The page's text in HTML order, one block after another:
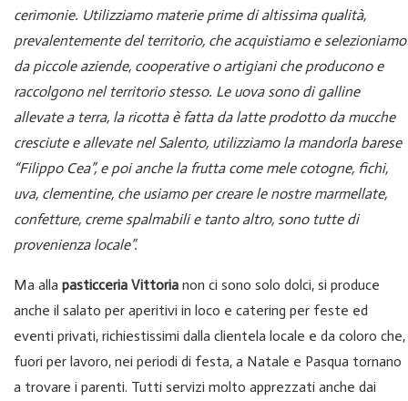
cerimonie. Utilizziamo materie prime di altissima qualità,
prevalentemente del territorio, che acquistiamo e selezioniamo
da piccole aziende, cooperative o artigiani che producono e
raccolgono nel territorio stesso. Le uova sono di galline
allevate a terra, la ricotta è fatta da latte prodotto da mucche
cresciute e allevate nel Salento, utilizziamo la mandorla barese
“Filippo Cea”, e poi anche la frutta come mele cotogne, fichi,
uva, clementine, che usiamo per creare le nostre marmellate,
confetture, creme spalmabili e tanto altro, sono tutte di
provenienza locale”.
Ma alla pasticceria Vittoria non ci sono solo dolci, si produce
anche il salato per aperitivi in loco e catering per feste ed
eventi privati, richiestissimi dalla clientela locale e da coloro che,
fuori per lavoro, nei periodi di festa, a Natale e Pasqua tornano
a trovare i parenti. Tutti servizi molto apprezzati anche dai